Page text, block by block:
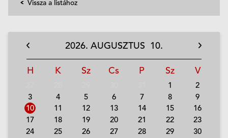
Vissza a listához
2026. AUGUSZTUS 10.
H K Sz Cs P Sz V
1
2
3
4 5 6 7 8
9
10
11 12 13 14 15
16
17
18 19 20 21 22
23
24
25 26 27 28 29
30